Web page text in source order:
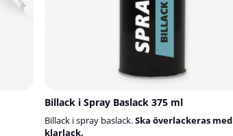
Billack i Spray Baslack 375 ml
Billack i spray baslack.Ska överlackeras med
klarlack.